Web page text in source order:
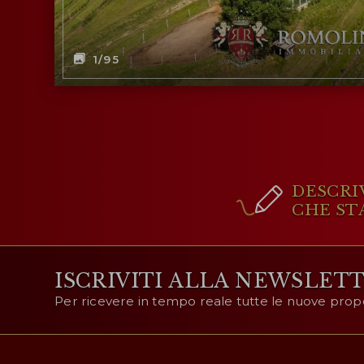
1/95
CHE
ISCRIVITI ALLA
Per ricevere in tempo reale tutte le nuove